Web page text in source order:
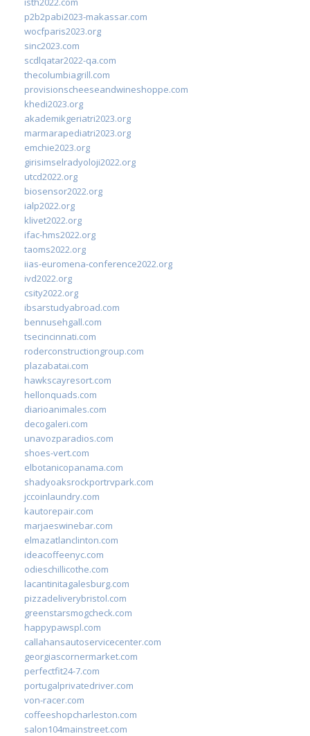
p2b2pabi2023-makassar.com
wocfparis2023.org
sinc2023.com
scdlqatar2022-qa.com
thecolumbiagrill.com
provisionscheeseandwineshoppe.com
khedi2023.org
akademikgeriatri2023.org
marmarapediatri2023.org
emchie2023.org
girisimselradyoloji2022.org
utcd2022.org
biosensor2022.org
ialp2022.org
klivet2022.org
ifac-hms2022.org
taoms2022.org
iias-euromena-conference2022.org
ivd2022.org
csity2022.org
ibsarstudyabroad.com
bennusehgall.com
tsecincinnati.com
roderconstructiongroup.com
plazabatai.com
hawkscayresort.com
hellonquads.com
diarioanimales.com
decogaleri.com
unavozparadios.com
shoes-vert.com
elbotanicopanama.com
shadyoaksrockportrvpark.com
jccoinlaundry.com
kautorepair.com
marjaeswinebar.com
elmazatlanclinton.com
ideacoffeenyc.com
odieschillicothe.com
lacantinitagalesburg.com
pizzadeliverybristol.com
greenstarsmogcheck.com
happypawspl.com
callahansautoservicecenter.com
georgiascornermarket.com
perfectfit24-7.com
portugalprivatedriver.com
von-racer.com
coffeeshopcharleston.com
salon104mainstreet.com